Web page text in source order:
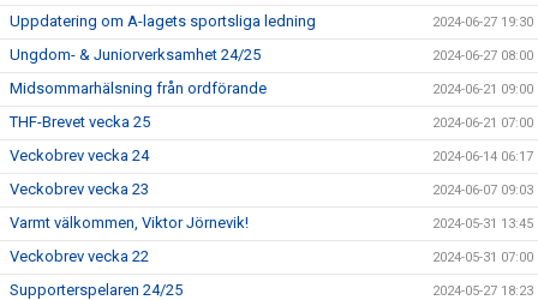
Uppdatering om A-lagets sportsliga ledning 2024-06-27 19:30
Ungdom- & Juniorverksamhet 24/25 2024-06-27 08:00
Midsommarhälsning från ordförande 2024-06-21 09:00
THF-Brevet vecka 25 2024-06-21 07:00
Veckobrev vecka 24 2024-06-14 06:17
Veckobrev vecka 23 2024-06-07 09:03
Varmt välkommen, Viktor Jörnevik! 2024-05-31 13:45
Veckobrev vecka 22 2024-05-31 07:00
Supporterspelaren 24/25 2024-05-27 18:23